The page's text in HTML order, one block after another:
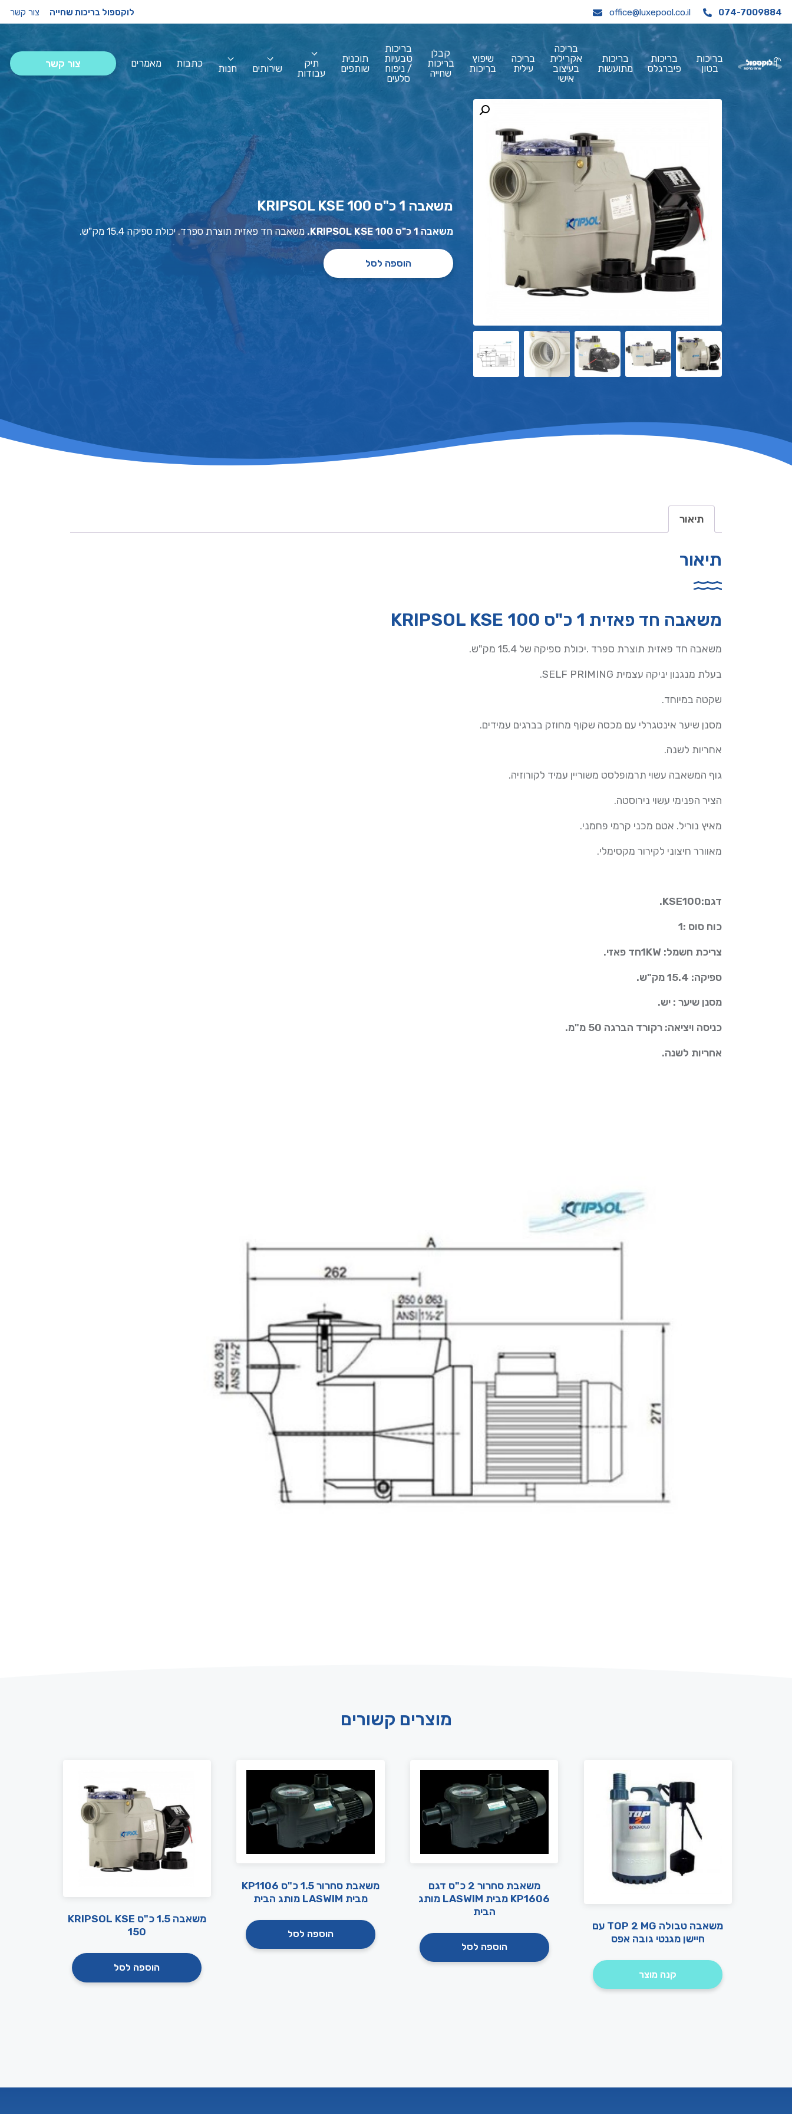
074-7009884
office@luxepool.co.il לוקספול בריכות שחייה צור קשר
בריכות
בטון
בריכות
פיברגלס
בריכות
מתועשות
בריכה
אקרילית
בעיצוב
אישי
בריכה
עילית
שיפוץ
בריכות
קבלן
בריכות
שחייה
בריכות
טבעיות
/ ניפוח
סלעים
תוכנית
שותפים
תיק
עבודות
שירותים חנות כתבות מאמרים צור קשר
משאבה 1 כ"ס KRIPSOL KSE 100
משאבה 1 כ"ס KRIPSOL KSE 100. משאבה חד פאזית תוצרת ספרד. יכולת ספיקה 15.4 מק"ש.
הוספה לסל
תיאור
תיאור
משאבה חד פאזית 1 כ"ס KRIPSOL KSE 100
משאבה חד פאזית תוצרת ספרד .יכולת ספיקה של 15.4 מק"ש.
בעלת מנגנון יניקה עצמית SELF PRIMING.
שקטה במיוחד.
מסנן שיער אינטגרלי עם מכסה שקוף מחוזק בברגים עמידים.
אחריות לשנה.
גוף המשאבה עשוי תרמופלסט משוריין עמיד לקורוזיה.
הציר הפנימי עשוי נירוסטה.
מאיץ נוריל. אטם מכני קרמי פחמני.
מאוורר חיצוני לקירור מקסימלי.
דגם:KSE100.
כוח סוס :1
צריכת חשמל: 1KWחד פאזי.
ספיקה: 15.4 מק"ש.
מסנן שיער : יש.
כניסה ויציאה: רקורד הברגה 50 מ"מ.
אחריות לשנה.
מוצרים קשורים
משאבה טבולה TOP 2 MG עם
חיישן מגנטי גובה אפס
קנה מוצר
משאבת סחרור 2 כ"ס דגם
KP1606 מבית LASWIM מותג
הבית
הוספה לסל
משאבת סחרור 1.5 כ"ס KP1106
מבית LASWIM מותג הבית
הוספה לסל
משאבה 1.5 כ"ס KRIPSOL KSE
150
הוספה לסל